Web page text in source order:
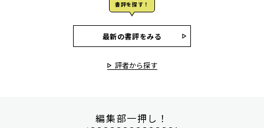
書評を探す！
最新の書評をみる
評者から探す
編集部一押し！